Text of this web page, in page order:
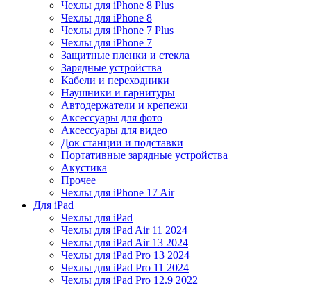
Чехлы для iPhone 8 Plus
Чехлы для iPhone 8
Чехлы для iPhone 7 Plus
Чехлы для iPhone 7
Защитные пленки и стекла
Зарядные устройства
Кабели и переходники
Наушники и гарнитуры
Автодержатели и крепежи
Аксессуары для фото
Аксессуары для видео
Док станции и подставки
Портативные зарядные устройства
Акустика
Прочее
Чехлы для iPhone 17 Air
Для iPad
Чехлы для iPad
Чехлы для iPad Air 11 2024
Чехлы для iPad Air 13 2024
Чехлы для iPad Pro 13 2024
Чехлы для iPad Pro 11 2024
Чехлы для iPad Pro 12.9 2022